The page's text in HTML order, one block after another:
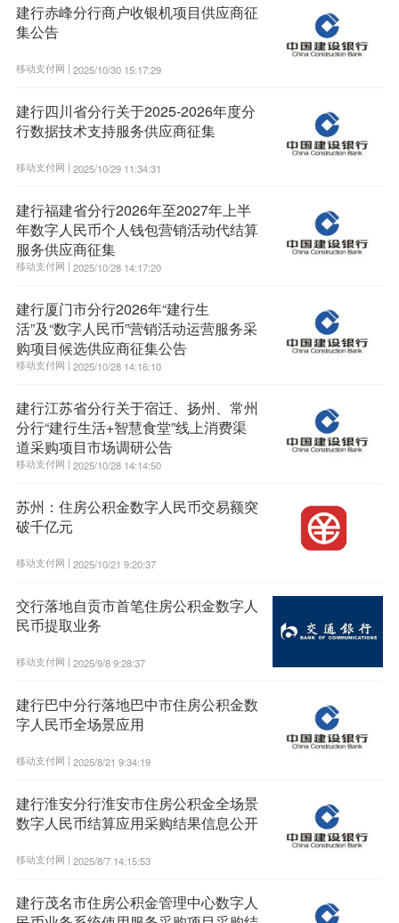
建行赤峰分行商户收银机项目供应商征
集公告
移动支付网 | 2025/10/30 15:17:29
建行四川省分行关于2025-2026年度分
行数据技术支持服务供应商征集
移动支付网 | 2025/10/29 11:34:31
建行福建省分行2026年至2027年上半
年数字人民币个人钱包营销活动代结算
服务供应商征集
移动支付网 | 2025/10/28 14:17:20
建行厦门市分行2026年“建行生
活”及“数字人民币”营销活动运营服务采
购项目候选供应商征集公告
移动支付网 | 2025/10/28 14:16:10
建行江苏省分行关于宿迁、扬州、常州
分行“建行生活+智慧食堂”线上消费渠
道采购项目市场调研公告
移动支付网 | 2025/10/28 14:14:50
苏州：住房公积金数字人民币交易额突
破千亿元
移动支付网 | 2025/10/21 9:20:37
交行落地自贡市首笔住房公积金数字人
民币提取业务
移动支付网 | 2025/9/8 9:28:37
建行巴中分行落地巴中市住房公积金数
字人民币全场景应用
移动支付网 | 2025/8/21 9:34:19
建行淮安分行淮安市住房公积金全场景
数字人民币结算应用采购结果信息公开
移动支付网 | 2025/8/7 14:15:53
建行茂名市住房公积金管理中心数字人